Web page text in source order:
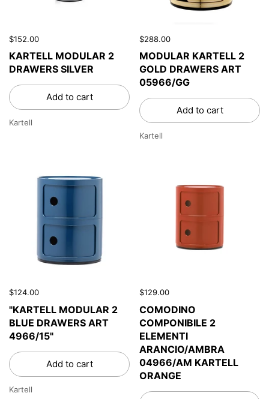
$152.00
KARTELL MODULAR 2
DRAWERS SILVER
Add to cart
Kartell
$288.00
MODULAR KARTELL 2
GOLD DRAWERS ART
05966/GG
Add to cart
Kartell
$124.00
"KARTELL MODULAR 2
BLUE DRAWERS ART
4966/15"
Add to cart
Kartell
$129.00
COMODINO
COMPONIBILE 2
ELEMENTI
ARANCIO/AMBRA
04966/AM KARTELL
ORANGE